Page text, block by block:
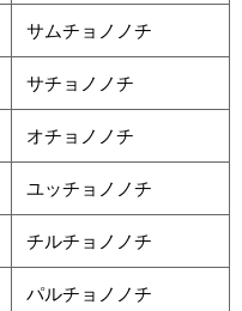
サムチョノノチ
サチョノノチ
オチョノノチ
ユッチョノノチ
チルチョノノチ
パルチョノノチ